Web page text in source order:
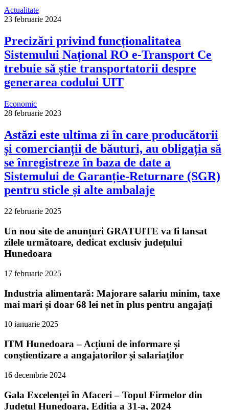
Actualitate
23 februarie 2024
Precizări privind funcționalitatea
Sistemului Național RO e-Transport Ce
trebuie să știe transportatorii despre
generarea codului UIT
Economic
28 februarie 2023
Astăzi este ultima zi în care producătorii
și comercianții de băuturi, au obligația să
se înregistreze în baza de date a
Sistemului de Garanție-Returnare (SGR)
pentru sticle și alte ambalaje
22 februarie 2025
Un nou site de anunțuri GRATUITE va fi lansat
zilele următoare, dedicat exclusiv județului
Hunedoara
17 februarie 2025
Industria alimentară: Majorare salariu minim, taxe
mai mari și doar 68 lei net în plus pentru angajați
10 ianuarie 2025
ITM Hunedoara – Acțiuni de informare și
conștientizare a angajatorilor și salariaților
16 decembrie 2024
Gala Excelenței în Afaceri – Topul Firmelor din
Judeţul Hunedoara, Ediția a 31-a, 2024